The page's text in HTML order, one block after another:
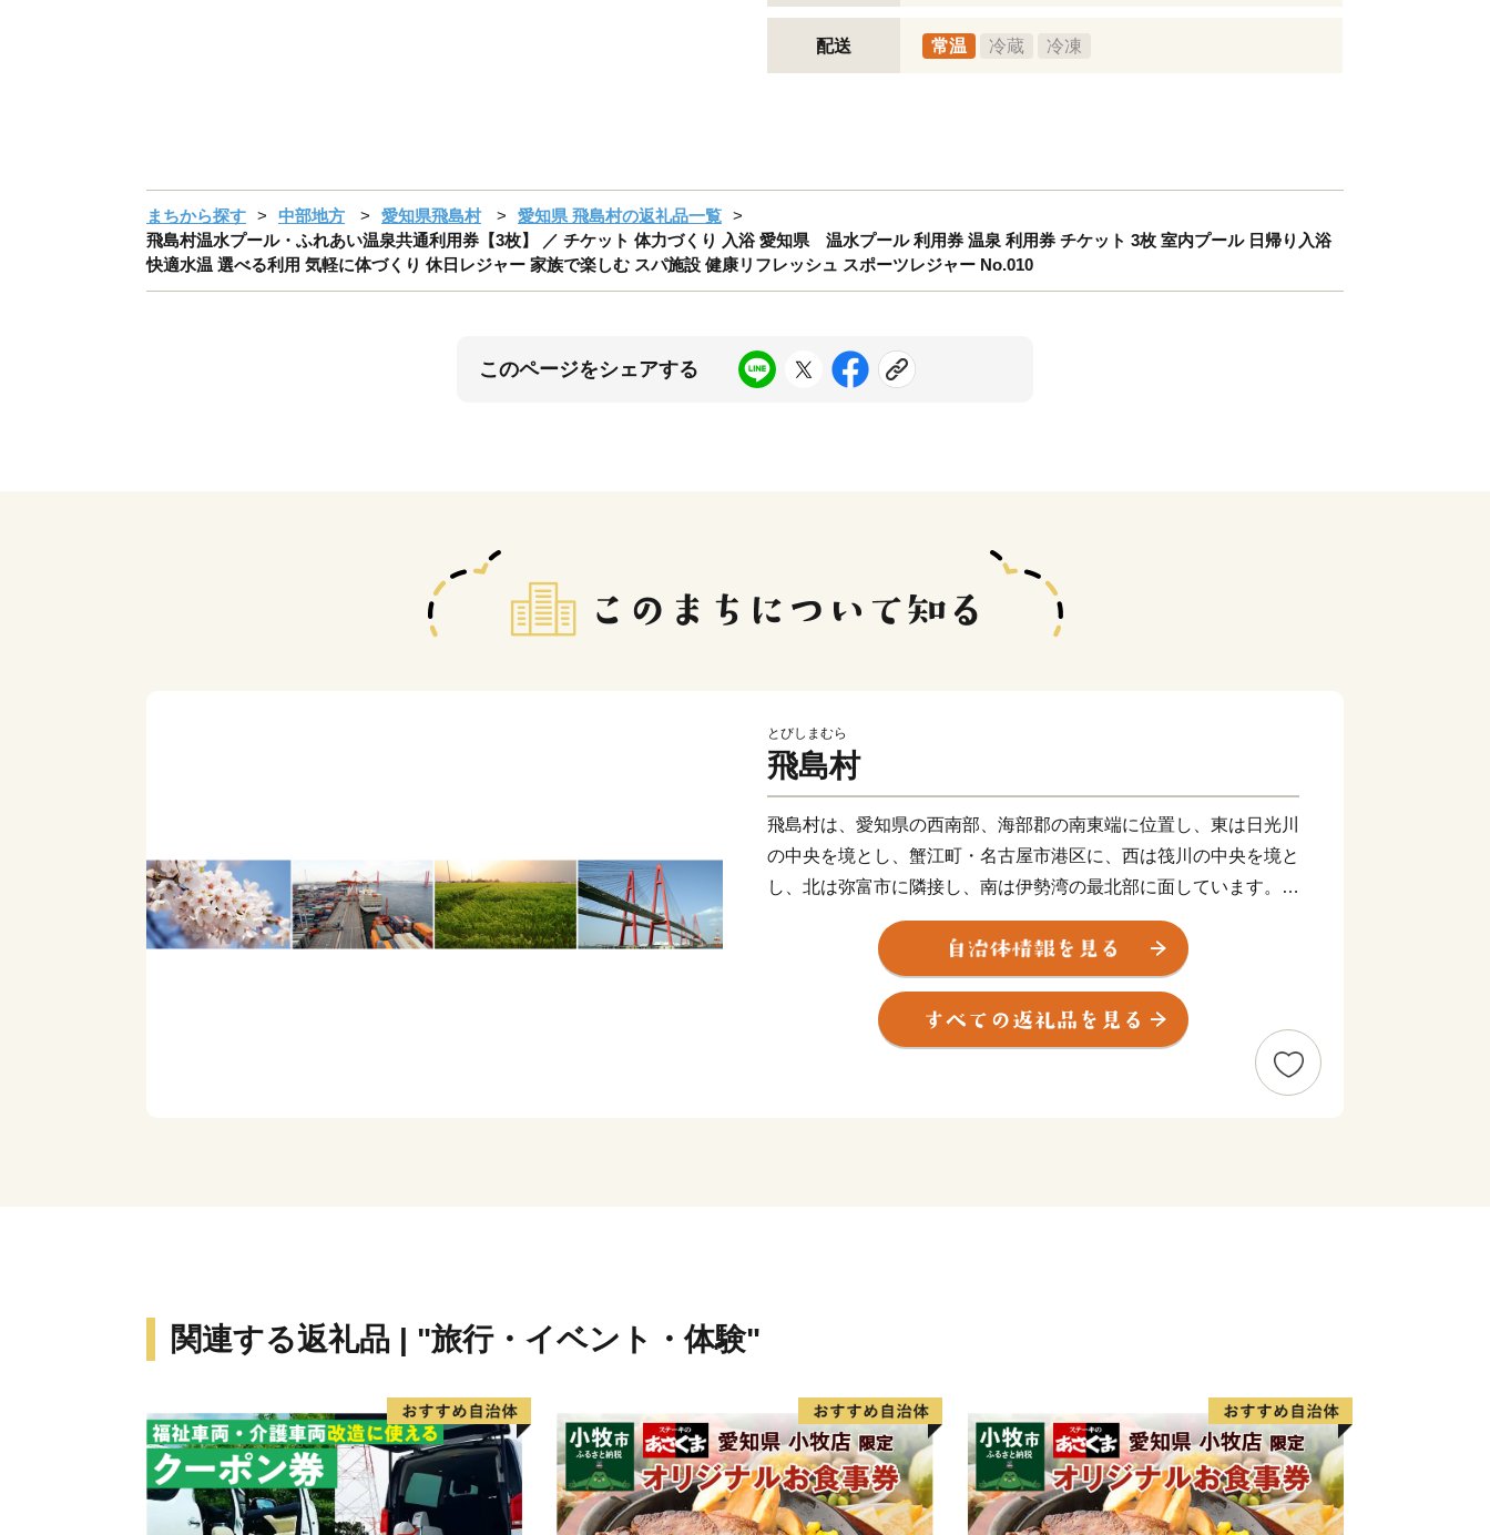
配送 常温 冷蔵 冷凍
まちから探す 中部地方 愛知県飛島村
愛知県 飛島村の返礼品一覧
飛島村温水プール・ふれあい温泉共通利用券【3枚】 ／ チケット 体力づくり 入浴 愛知県 温水プール 利用券 温泉 利用券 チケット 3枚 室内プール 日帰り入浴
快適水温 選べる利用 気軽に体づくり 休日レジャー 家族で楽しむ スパ施設 健康リフレッシュ スポーツレジャー No.010
このページをシェアする
とびしまむら
飛島村
飛島村は、愛知県の西南部、海部郡の南東端に位置し、東は日光川
の中央を境とし、蟹江町・名古屋市港区に、西は筏川の中央を境と
し、北は弥富市に隣接し、南は伊勢湾の最北部に面しています。
全体の面積は約22.43ｋ㎡と小さな村ですが、北部は農村地帯、南
部は臨海工業地帯となっており、昔ながらの田園風景と、名古屋港
を中心とした貿易の拠点としての機能が共存している村です。
農村地帯では、水稲・麦・露地野菜・温室野菜・花卉等の栽培が盛
んに行われています。また、一部では金魚の養殖も行われていま
・返礼品のお届けには1～2ヶ月程度かかることがあります。
・返礼品の写真はイメージです。
関連する返礼品 | "旅行・イベント・体験"